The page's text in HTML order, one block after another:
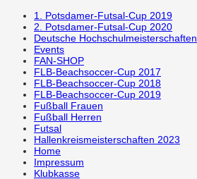
1. Potsdamer-Futsal-Cup 2019
2. Potsdamer-Futsal-Cup 2020
Deutsche Hochschulmeisterschaften
Events
FAN-SHOP
FLB-Beachsoccer-Cup 2017
FLB-Beachsoccer-Cup 2018
FLB-Beachsoccer-Cup 2019
Fußball Frauen
Fußball Herren
Futsal
Hallenkreismeisterschaften 2023
Home
Impressum
Klubkasse